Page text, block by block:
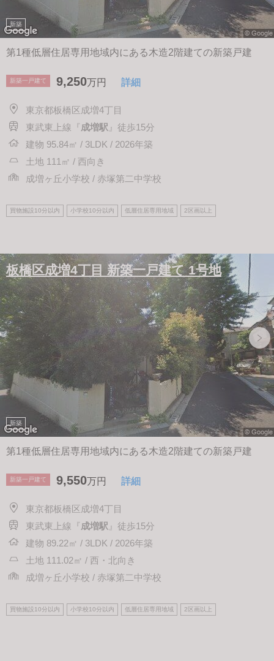
新築
第1種低層住居専用地域内にある木造2階建ての新築戸建
新築一戸建て 9,250万円 詳細
東京都板橋区成増4丁目
東武東上線『 成増駅 』徒歩15分
建物 95.84㎡ / 3LDK / 2026年築
土地 111㎡ / 西向き
成増ヶ丘小学校 / 赤塚第二中学校
買物施設10分以内 小学校10分以内 低層住居専用地域 2区画以上
板橋区成増4丁目 新築一戸建て 1号地
新築
第1種低層住居専用地域内にある木造2階建ての新築戸建
新築一戸建て 9,550万円 詳細
東京都板橋区成増4丁目
東武東上線『 成増駅 』徒歩15分
建物 89.22㎡ / 3LDK / 2026年築
土地 111.02㎡ / 西・北向き
成増ヶ丘小学校 / 赤塚第二中学校
買物施設10分以内 小学校10分以内 低層住居専用地域 2区画以上